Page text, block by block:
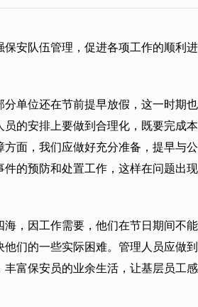
安队伍管理，促进各项工作的顺利
单位还在节前提早放假，这一时期
的安排上要做到合理化，既要完成
面，我们应做好充分准备，提早与
的预防和处置工作，这样在问题出
，因工作需要，他们在节日期间不
们的一些实际困难。管理人员应做
富保安员的业余生活，让基层员工